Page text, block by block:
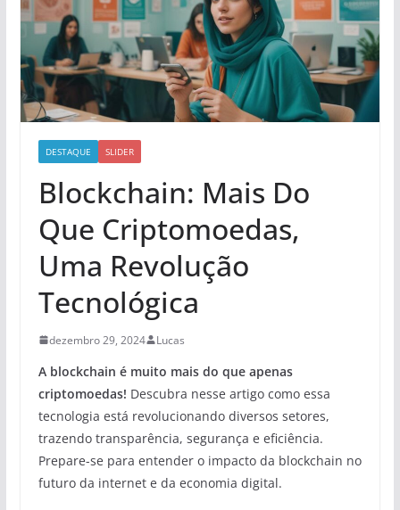
DESTAQUE SLIDER
Blockchain: Mais Do
Que Criptomoedas,
Uma Revolução
Tecnológica
dezembro 29, 2024 Lucas
A blockchain é muito mais do que apenas
criptomoedas! Descubra nesse artigo como essa
tecnologia está revolucionando diversos setores,
trazendo transparência, segurança e eficiência.
Prepare-se para entender o impacto da blockchain no
futuro da internet e da economia digital.